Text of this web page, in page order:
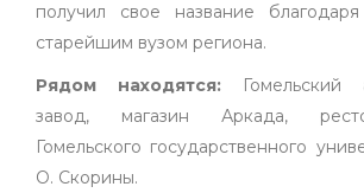
получил свое название
старейшим вузом региона.
Рядом находятся: Гомельский
завод, магазин Аркада,
Гомельского государственного
О. Скорины.